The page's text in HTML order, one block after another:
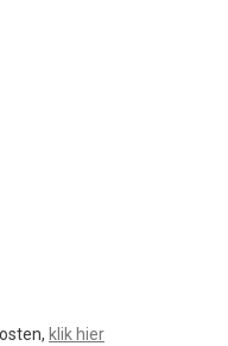
klik hier